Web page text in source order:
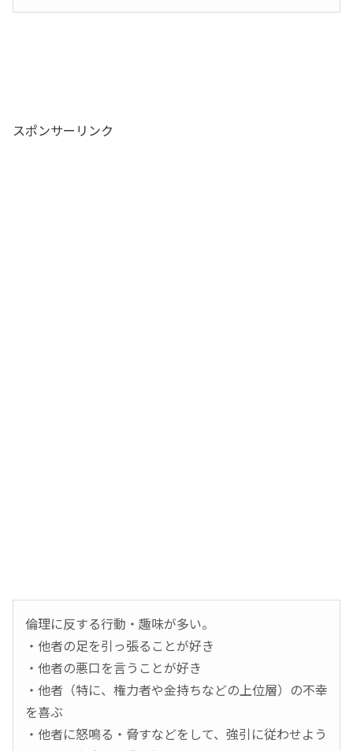
スポンサーリンク
倫理に反する行動・趣味が多い。
・他者の足を引っ張ることが好き
・他者の悪口を言うことが好き
・他者（特に、権力者や金持ちなどの上位層）の不幸
を喜ぶ
・他者に怒鳴る・脅すなどをして、強引に従わせよう